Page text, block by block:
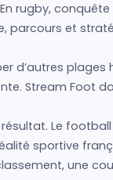
rugby,
parcours et
d’autres plages
Stream Foot
Le
sportive
une